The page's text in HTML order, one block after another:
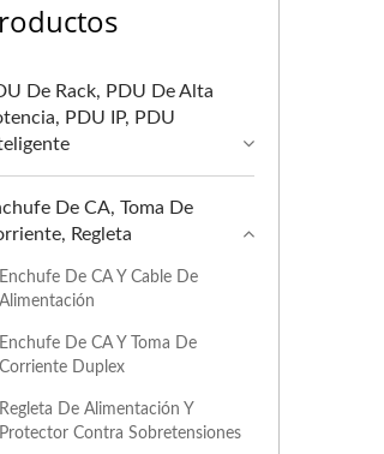
De Rack, PDU De Alta
PDU IP, PDU
De CA, Toma De
Regleta
Enchufe De CA Y Cable De
Alimentación
Enchufe De CA Y Toma De
Corriente Duplex
Regleta De Alimentación Y
Protector Contra Sobretensiones